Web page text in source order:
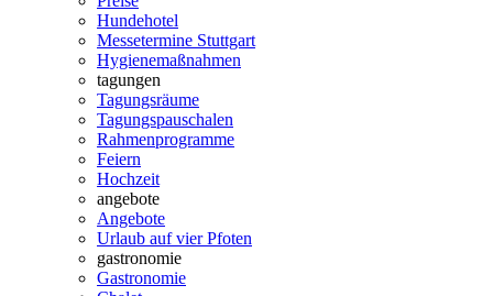
Hundehotel
Messetermine Stuttgart
Hygienemaßnahmen
tagungen
Tagungsräume
Tagungspauschalen
Rahmenprogramme
Feiern
Hochzeit
angebote
Angebote
Urlaub auf vier Pfoten
gastronomie
Gastronomie